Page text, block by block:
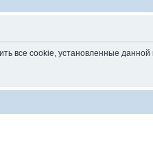
все cookie, установленные